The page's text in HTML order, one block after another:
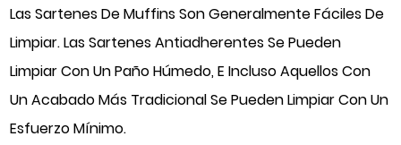
Las Sartenes De Muffins Son Generalmente Fáciles De
Limpiar. Las Sartenes Antiadherentes Se Pueden
Limpiar Con Un Paño Húmedo, E Incluso Aquellos Con
Un Acabado Más Tradicional Se Pueden Limpiar Con Un
Esfuerzo Mínimo.